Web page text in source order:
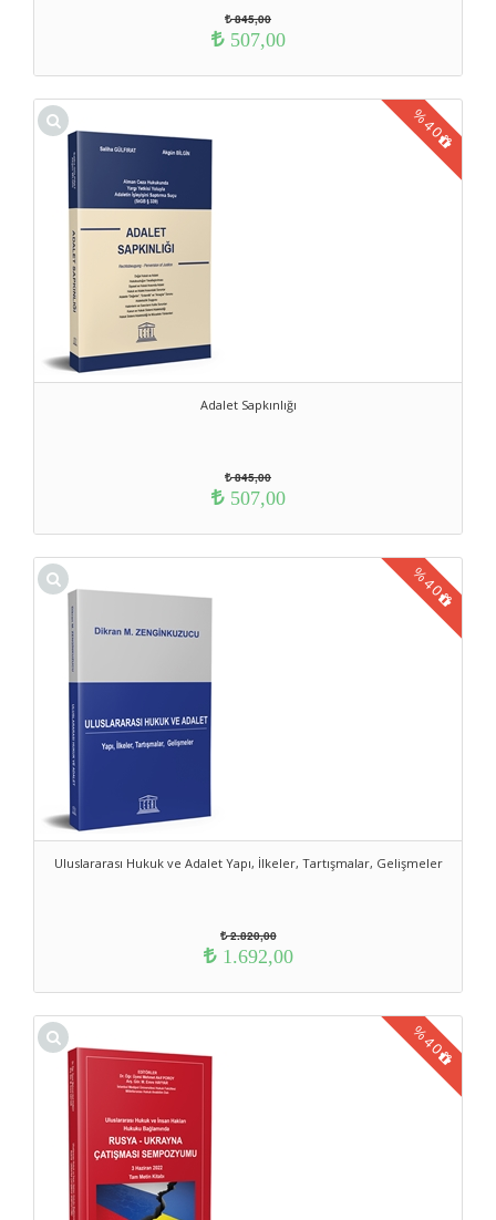
845,00
507,00
Adalet Sapkınlığı
%40
845,00
507,00
Uluslararası Hukuk ve Adalet Yapı, İlkeler, Tartışmalar, Gelişmeler
%40
2.820,00
1.692,00
%40